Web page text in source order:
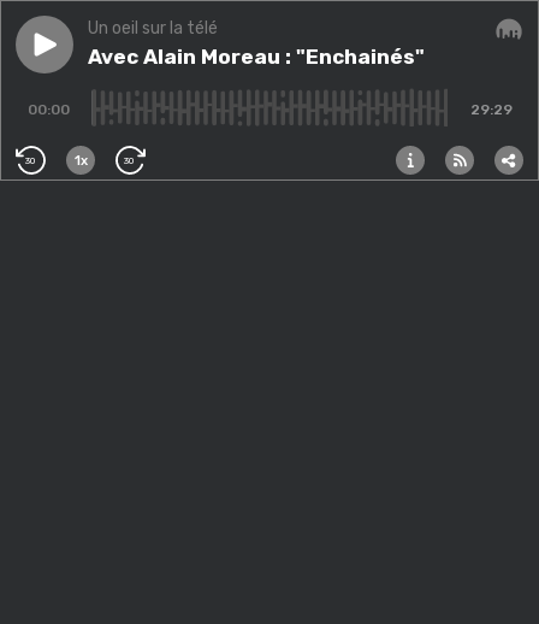
Play episodeAvec Alain Moreau : "Enchainés"
Un oeil sur la télé
Avec Alain Moreau : "Enchainés"
00:00 29:29
30 1x 30